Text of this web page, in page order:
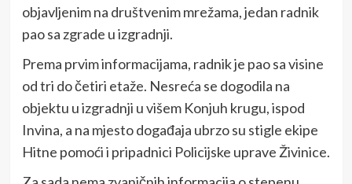
objavljenim na društvenim mrežama, jedan radnik
pao sa zgrade u izgradnji.
Prema prvim informacijama, radnik je pao sa visine
od tri do četiri etaže. Nesreća se dogodila na
objektu u izgradnji u višem Konjuh krugu, ispod
Invina, a na mjesto događaja ubrzo su stigle ekipe
Hitne pomoći i pripadnici Policijske uprave Živinice.